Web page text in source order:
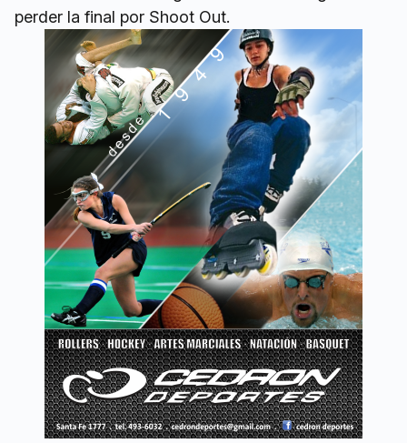
perder la final por Shoot Out.